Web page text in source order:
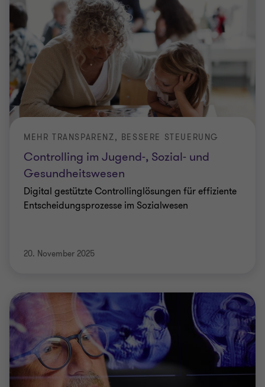
Controlling im Jugend-, Sozial- und
Gesundheitswesen
MEHR TRANSPARENZ, BESSERE STEUERUNG
Digital gestützte Controllinglösungen für effiziente
Entscheidungsprozesse im Sozialwesen
20. November 2025